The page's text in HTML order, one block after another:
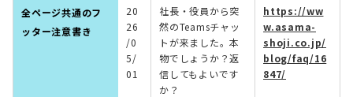
全ページ共通のフ
ッター注意書き
20
26
/0
5/
01
社長・役員から突
然のTeamsチャッ
トが来ました。本
物でしょうか？返
信してもよいです
か？
https://ww
w.asama-
shoji.co.jp/
blog/faq/16
847/